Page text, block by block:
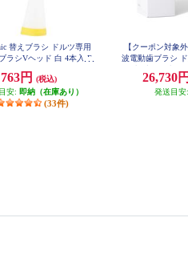
替えブラシ ドルツ専用
ラシVヘッド 白 4本入 E
763円
(税込)
安: 即納（在庫あり）
(33件)
【クーポン対象
波電動歯ブラシ
ホワイト】
26,730円
発送目安: